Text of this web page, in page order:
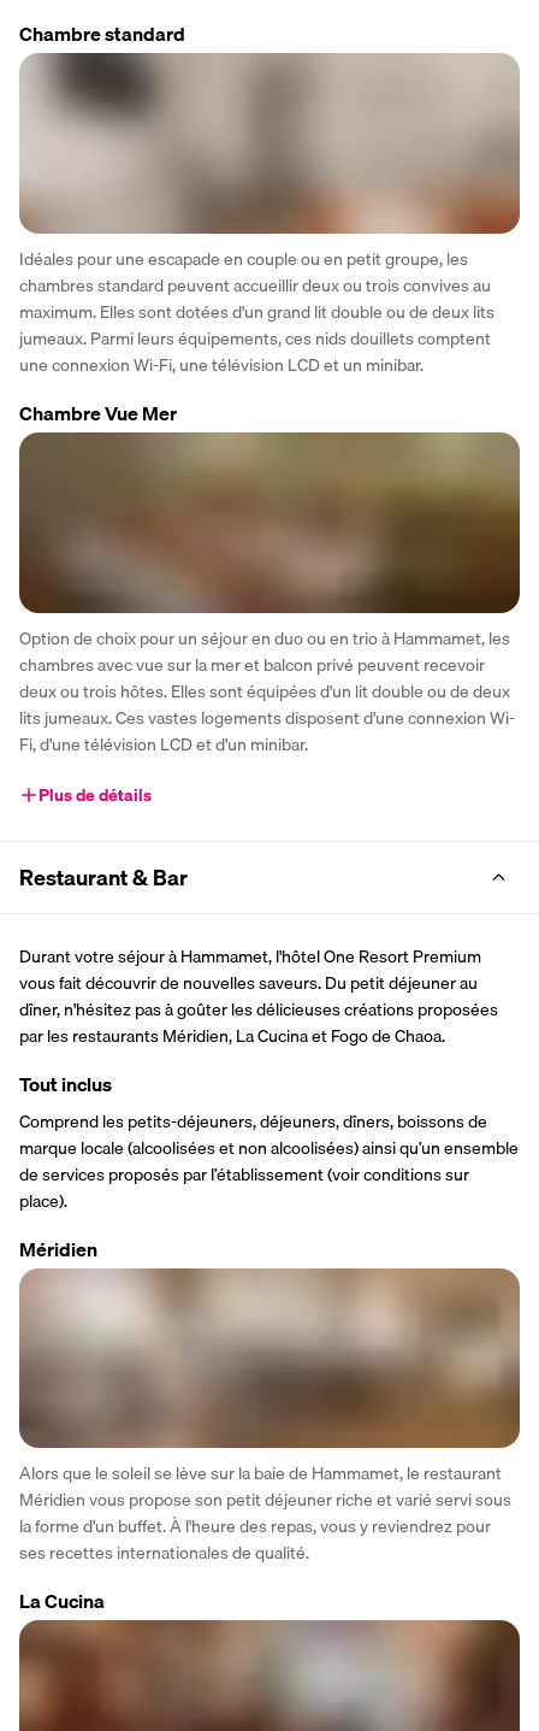
Chambre standard
Idéales pour une escapade en couple ou en petit groupe, les
chambres standard peuvent accueillir deux ou trois convives au
maximum. Elles sont dotées d'un grand lit double ou de deux lits
jumeaux. Parmi leurs équipements, ces nids douillets comptent
une connexion Wi-Fi, une télévision LCD et un minibar.
Chambre Vue Mer
Option de choix pour un séjour en duo ou en trio à Hammamet, les
chambres avec vue sur la mer et balcon privé peuvent recevoir
deux ou trois hôtes. Elles sont équipées d'un lit double ou de deux
lits jumeaux. Ces vastes logements disposent d'une connexion Wi-
Fi, d'une télévision LCD et d'un minibar.
Plus de détails
Restaurant & Bar
Durant votre séjour à Hammamet, l'hôtel One Resort Premium
vous fait découvrir de nouvelles saveurs. Du petit déjeuner au
dîner, n'hésitez pas à goûter les délicieuses créations proposées
par les restaurants Méridien, La Cucina et Fogo de Chaoa.
Tout inclus
Comprend les petits-déjeuners, déjeuners, dîners, boissons de
marque locale (alcoolisées et non alcoolisées) ainsi qu’un ensemble
de services proposés par l’établissement (voir conditions sur
place).
Méridien
Alors que le soleil se lève sur la baie de Hammamet, le restaurant
Méridien vous propose son petit déjeuner riche et varié servi sous
la forme d'un buffet. À l'heure des repas, vous y reviendrez pour
ses recettes internationales de qualité.
La Cucina